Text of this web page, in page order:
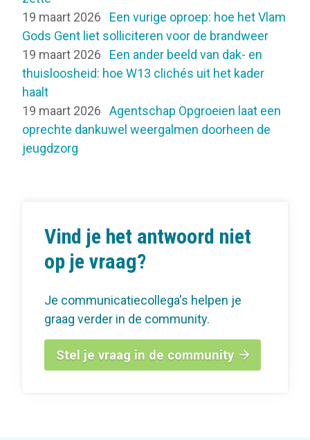
19 maart 2026
Een vurige oproep: hoe het Vlam
Gods Gent liet solliciteren voor de brandweer
19 maart 2026
Een ander beeld van dak- en
thuisloosheid: hoe W13 clichés uit het kader
haalt
19 maart 2026
Agentschap Opgroeien laat een
oprechte dankuwel weergalmen doorheen de
jeugdzorg
Vind je het antwoord niet
op je vraag?
Je communicatiecollega's helpen je
graag verder in de community.
Stel je vraag in de community